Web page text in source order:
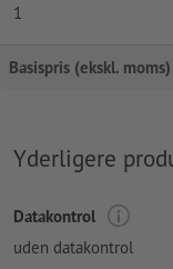
1
Basispris (ekskl. moms)
Yderligere
Datakontrol
uden datakontrol